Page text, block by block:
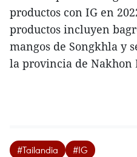
productos con IG en
productos incluyen
mangos de Songkhla y
la provincia de Nakhon
#Tailandia #IG